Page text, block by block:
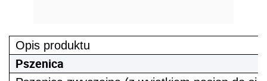
Opis produktu
Pszenica